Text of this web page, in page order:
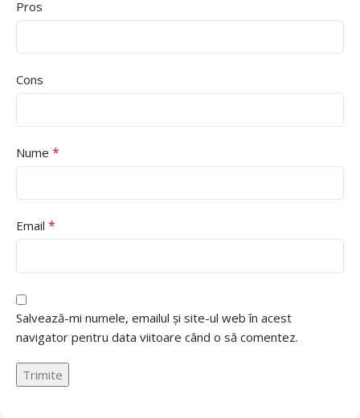
Pros
Cons
Nume *
Email *
Salvează-mi numele, emailul și site-ul web în acest
navigator pentru data viitoare când o să comentez.